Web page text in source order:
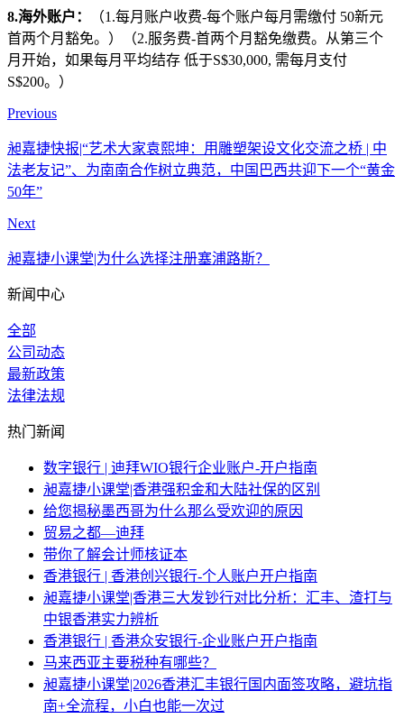
8.海外账户：
（1.每月账户收费-每个账户每月需缴付 50新元
首两个月豁免。）（2.服务费-首两个月豁免缴费。从第三个
月开始，如果每月平均结存 低于S$30,000, 需每月支付
S$200。）
Previous
昶嘉捷快报|“艺术大家袁熙坤：用雕塑架设文化交流之桥 | 中
法老友记”、为南南合作树立典范，中国巴西共迎下一个“黄金
50年”
Next
昶嘉捷小课堂|为什么选择注册塞浦路斯？
新闻中心
全部
公司动态
最新政策
法律法规
热门新闻
数字银行 | 迪拜WIO银行企业账户-开户指南
昶嘉捷小课堂|香港强积金和大陆社保的区别
给您揭秘墨西哥为什么那么受欢迎的原因
贸易之都—迪拜
带你了解会计师核证本
香港银行 | 香港创兴银行-个人账户开户指南
昶嘉捷小课堂|香港三大发钞行对比分析：汇丰、渣打与
中银香港实力辨析
香港银行 | 香港众安银行-企业账户开户指南
马来西亚主要税种有哪些？
昶嘉捷小课堂|2026香港汇丰银行国内面签攻略，避坑指
南+全流程，小白也能一次过